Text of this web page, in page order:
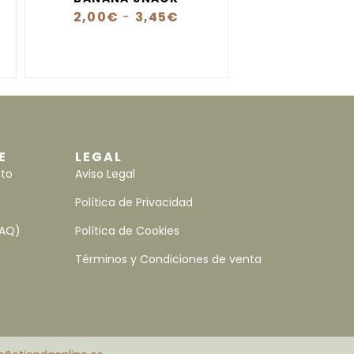
2,00€ - 3,45€
LEGAL
Aviso Legal
Política de Privacidad
Política de Cookies
Términos y Condiciones de venta